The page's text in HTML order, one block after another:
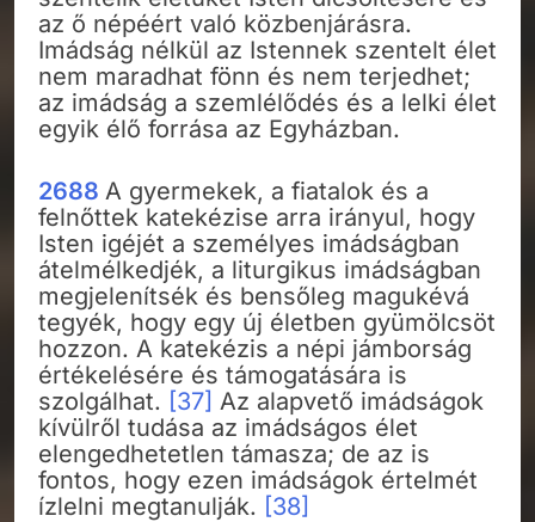
az ő népéért való közbenjárásra.
Imádság nélkül az Istennek szentelt élet
nem maradhat fönn és nem terjedhet;
az imádság a szemlélődés és a lelki élet
egyik élő forrása az Egyházban.
2688 A gyermekek, a fiatalok és a
felnőttek katekézise arra irányul, hogy
Isten igéjét a személyes imádságban
átelmélkedjék, a liturgikus imádságban
megjelenítsék és bensőleg magukévá
tegyék, hogy egy új életben gyümölcsöt
hozzon. A katekézis a népi jámborság
értékelésére és támogatására is
szolgálhat. [37] Az alapvető imádságok
kívülről tudása az imádságos élet
elengedhetetlen támasza; de az is
fontos, hogy ezen imádságok értelmét
ízlelni megtanulják. [38]